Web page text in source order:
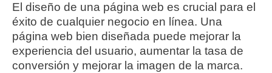
El diseño de una página web es crucial para el
éxito de cualquier negocio en línea. Una
página web bien diseñada puede mejorar la
experiencia del usuario, aumentar la tasa de
conversión y mejorar la imagen de la marca.